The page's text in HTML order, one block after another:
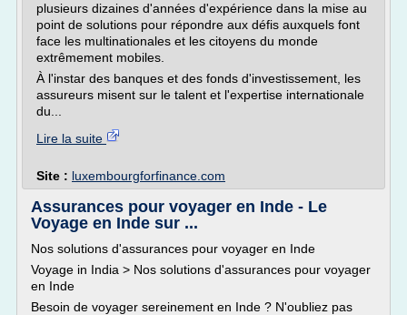
plusieurs dizaines d'années d'expérience dans la mise au
point de solutions pour répondre aux défis auxquels font
face les multinationales et les citoyens du monde
extrêmement mobiles.
À l'instar des banques et des fonds d'investissement, les
assureurs misent sur le talent et l'expertise internationale
du...
Lire la suite
Site : luxembourgforfinance.com
Assurances pour voyager en Inde - Le
Voyage en Inde sur ...
Nos solutions d'assurances pour voyager en Inde
Voyage in India > Nos solutions d'assurances pour voyager
en Inde
Besoin de voyager sereinement en Inde ? N'oubliez pas